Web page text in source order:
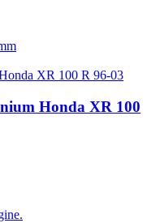
Honda XR 100